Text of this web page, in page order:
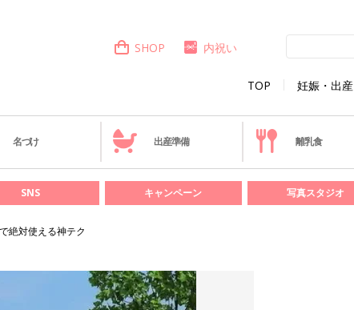
TOP 妊娠・出産
SHOP 内祝い
名づけ 出産準備 離乳食
SNS キャンペーン 写真スタジオ
絶対使える神テク